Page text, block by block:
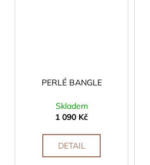
PERLÉ BANGLE
Skladem
1 090 Kč
DETAIL